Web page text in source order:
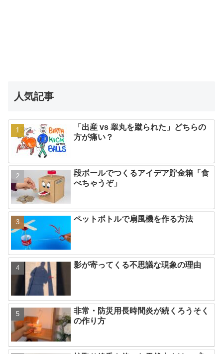
人気記事
「出産 vs 睾丸を蹴られた」どちらの
方が痛い？
段ボールでつくるアイデア貯金箱「食
べちゃうぞ」
ペットボトルで扇風機を作る方法
影が寄ってくる不思議な現象の理由
非常・防災用長時間炎が続くろうそく
の作り方